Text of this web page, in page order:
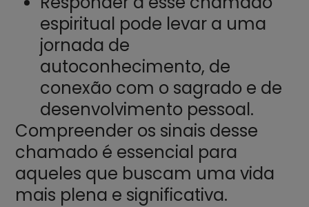
espiritual pode levar a uma
jornada de
autoconhecimento, de
conexão com o sagrado e de
desenvolvimento pessoal.
Compreender os sinais desse
chamado é essencial para
aqueles que buscam uma vida
mais plena e significativa.